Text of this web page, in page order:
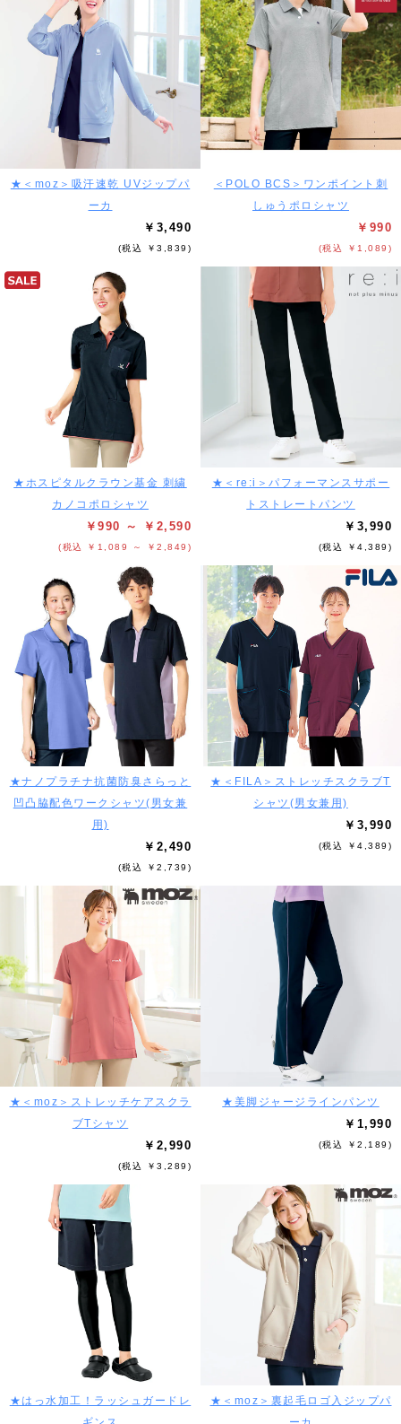
★＜moz＞吸汗速乾 UVジップパ
ーカ
￥3,490
(税込 ￥3,839)
＜POLO BCS＞ワンポイント刺
しゅうポロシャツ
￥990
(税込 ￥1,089)
★ホスピタルクラウン基金 刺繍
カノコポロシャツ
￥990 ～ ￥2,590
(税込 ￥1,089 ～ ￥2,849)
★＜re:i＞パフォーマンスサポー
トストレートパンツ
￥3,990
(税込 ￥4,389)
★ナノプラチナ抗菌防臭さらっと
凹凸脇配色ワークシャツ(男女兼
用)
￥2,490
(税込 ￥2,739)
★＜FILA＞ストレッチスクラブT
シャツ(男女兼用)
￥3,990
(税込 ￥4,389)
★＜moz＞ストレッチケアスクラ
ブTシャツ
￥2,990
(税込 ￥3,289)
★美脚ジャージラインパンツ
￥1,990
(税込 ￥2,189)
★はっ水加工！ラッシュガードレ
★＜moz＞裏起毛ロゴ入ジップパ